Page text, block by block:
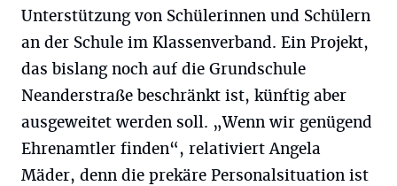
Unterstützung von Schülerinnen und Schülern
an der Schule im Klassenverband. Ein Projekt,
das bislang noch auf die Grundschule
Neanderstraße beschränkt ist, künftig aber
ausgeweitet werden soll. „Wenn wir genügend
Ehrenamtler finden“, relativiert Angela
Mäder, denn die prekäre Personalsituation ist